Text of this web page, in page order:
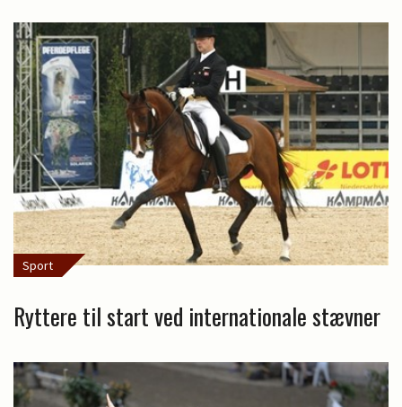
Sport
Ryttere til start ved internationale stævner